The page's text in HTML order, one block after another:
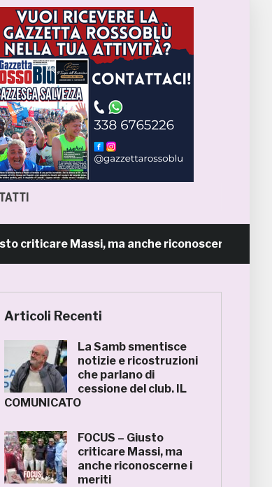
Massi, ma anche riconoscerne i meriti
Articoli Recenti
La Samb smentisce
notizie e ricostruzioni
che parlano di
cessione del club. IL
COMUNICATO
FOCUS – Giusto
criticare Massi, ma
anche riconoscerne i
meriti